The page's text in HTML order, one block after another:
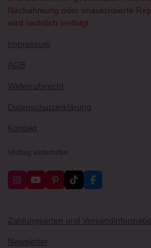
Nachahmung oder unautorisierte
wird rechtlich verfolgt.
Impressum
AGB
Widerrufsrecht
Datenschutzerklärung
Kontakt
Vertrag widerrufen
I
n
a
g
a
Y
o
b
P
i
r
T
i
k
F
a
o
Zahlungsarten und
Newsletter